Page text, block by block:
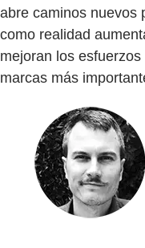
abre caminos nuevos
como realidad
mejoran los
marcas más